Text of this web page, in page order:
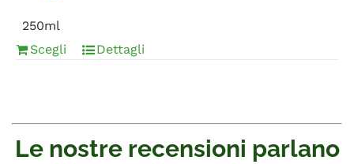
250ml
Scegli
Dettagli
Le nostre recensioni parlano